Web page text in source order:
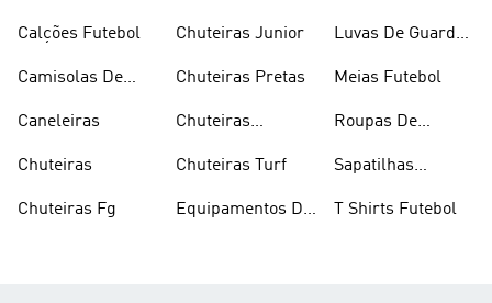
Calções Futebol
Camisolas De
Caneleiras
Chuteiras
Chuteiras Fg
Chuteiras Junior
Chuteiras Pretas
Chuteiras
Chuteiras Turf
Equipamentos De
Luvas De Guarda
Meias Futebol
Roupas De
Sapatilhas
T Shirts Futebol